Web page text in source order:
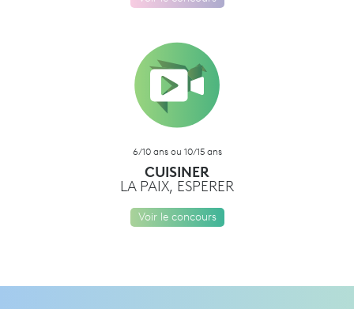
6/10 ans ou 10/15 ans
CUISINER
LA PAIX, ESPERER
Voir le concours